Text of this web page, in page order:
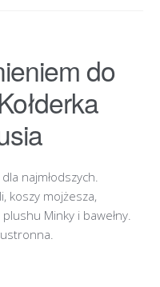
do
najmłodszych.
koszy mojżesza,
Minky i bawełny.